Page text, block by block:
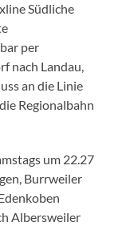
Südliche
per
nach Landau,
an die Linie
Regionalbahn
um 22.27
Burrweiler
Albersweiler